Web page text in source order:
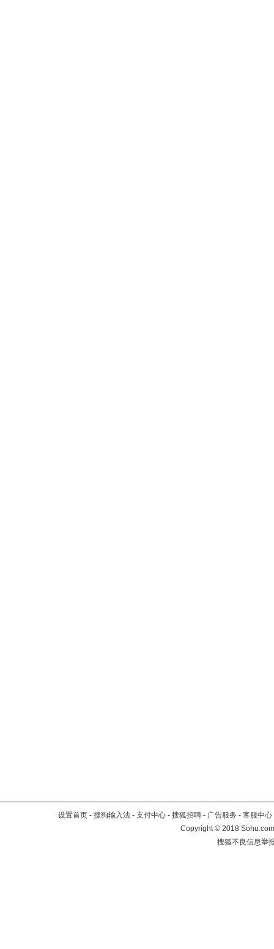
设置首页 - 搜狗输入法 - 支付中心 - 搜狐招聘 - 广告服务 - 客服中心
Copyright©2018
搜狐不良信息举